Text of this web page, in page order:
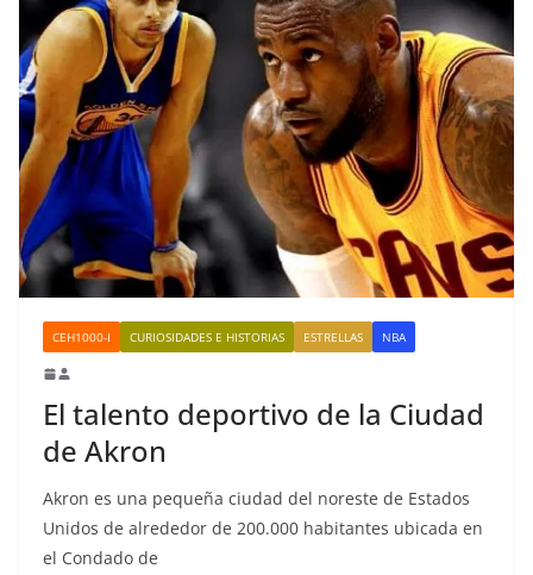
CEH1000-I CURIOSIDADES E HISTORIAS ESTRELLAS NBA
El talento deportivo de la Ciudad
de Akron
Akron es una pequeña ciudad del noreste de Estados
Unidos de alrededor de 200.000 habitantes ubicada en
el Condado de